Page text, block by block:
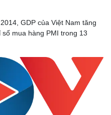
GDP của Việt Nam tăng
mua hàng PMI trong 13